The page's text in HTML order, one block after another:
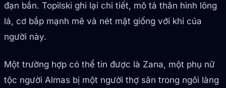
đạn bắn. Topilski ghi lại chi tiết, mô tả thân hình lông
lá, cơ bắp mạnh mẽ và nét mặt giống với khỉ của
người này.
Một trường hợp có thể tin được là Zana, một phụ nữ
tộc người Almas bị một người thợ săn trong ngôi làng